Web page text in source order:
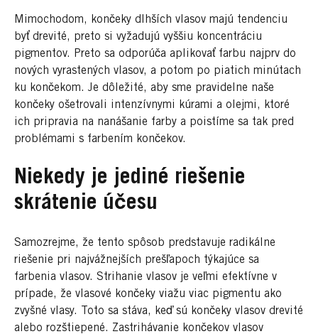
Mimochodom, končeky dlhších vlasov majú tendenciu
byť drevité, preto si vyžadujú vyššiu koncentráciu
pigmentov. Preto sa odporúča aplikovať farbu najprv do
nových vyrastených vlasov, a potom po piatich minútach
ku končekom. Je dôležité, aby sme pravidelne naše
končeky ošetrovali intenzívnymi kúrami a olejmi, ktoré
ich pripravia na nanášanie farby a poistíme sa tak pred
problémami s farbením končekov.
Niekedy je jediné riešenie
skrátenie účesu
Samozrejme, že tento spôsob predstavuje radikálne
riešenie pri najvážnejších prešľapoch týkajúce sa
farbenia vlasov. Strihanie vlasov je veľmi efektívne v
prípade, že vlasové končeky viažu viac pigmentu ako
zvyšné vlasy. Toto sa stáva, keď sú končeky vlasov drevité
alebo rozštiepené. Zastrihávanie končekov vlasov